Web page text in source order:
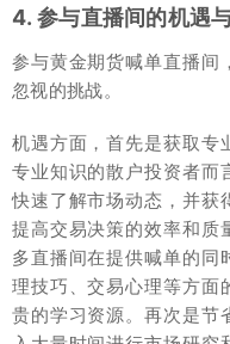
4. 参与直播间的机遇
参与黄金期货喊单直播间
忽视的挑战。
机遇方面，首先是获取专
专业知识的散户投资者而
快速了解市场动态，并获
提高交易决策的效率和质
多直播间在提供喊单的同
理技巧、交易心理等方面
贵的学习资源。再次是节